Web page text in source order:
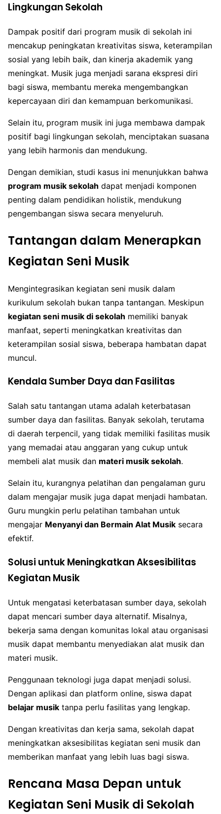
Lingkungan Sekolah
Dampak positif dari program musik di sekolah ini
mencakup peningkatan kreativitas siswa, keterampilan
sosial yang lebih baik, dan kinerja akademik yang
meningkat. Musik juga menjadi sarana ekspresi diri
bagi siswa, membantu mereka mengembangkan
kepercayaan diri dan kemampuan berkomunikasi.
Selain itu, program musik ini juga membawa dampak
positif bagi lingkungan sekolah, menciptakan suasana
yang lebih harmonis dan mendukung.
Dengan demikian, studi kasus ini menunjukkan bahwa
program musik sekolah dapat menjadi komponen
penting dalam pendidikan holistik, mendukung
pengembangan siswa secara menyeluruh.
Tantangan dalam Menerapkan
Kegiatan Seni Musik
Mengintegrasikan kegiatan seni musik dalam
kurikulum sekolah bukan tanpa tantangan. Meskipun
kegiatan seni musik di sekolah memiliki banyak
manfaat, seperti meningkatkan kreativitas dan
keterampilan sosial siswa, beberapa hambatan dapat
muncul.
Kendala Sumber Daya dan Fasilitas
Salah satu tantangan utama adalah keterbatasan
sumber daya dan fasilitas. Banyak sekolah, terutama
di daerah terpencil, yang tidak memiliki fasilitas musik
yang memadai atau anggaran yang cukup untuk
membeli alat musik dan materi musik sekolah.
Selain itu, kurangnya pelatihan dan pengalaman guru
dalam mengajar musik juga dapat menjadi hambatan.
Guru mungkin perlu pelatihan tambahan untuk
mengajar Menyanyi dan Bermain Alat Musik secara
efektif.
Solusi untuk Meningkatkan Aksesibilitas
Kegiatan Musik
Untuk mengatasi keterbatasan sumber daya, sekolah
dapat mencari sumber daya alternatif. Misalnya,
bekerja sama dengan komunitas lokal atau organisasi
musik dapat membantu menyediakan alat musik dan
materi musik.
Penggunaan teknologi juga dapat menjadi solusi.
Dengan aplikasi dan platform online, siswa dapat
belajar musik tanpa perlu fasilitas yang lengkap.
Dengan kreativitas dan kerja sama, sekolah dapat
meningkatkan aksesibilitas kegiatan seni musik dan
memberikan manfaat yang lebih luas bagi siswa.
Rencana Masa Depan untuk
Kegiatan Seni Musik di Sekolah